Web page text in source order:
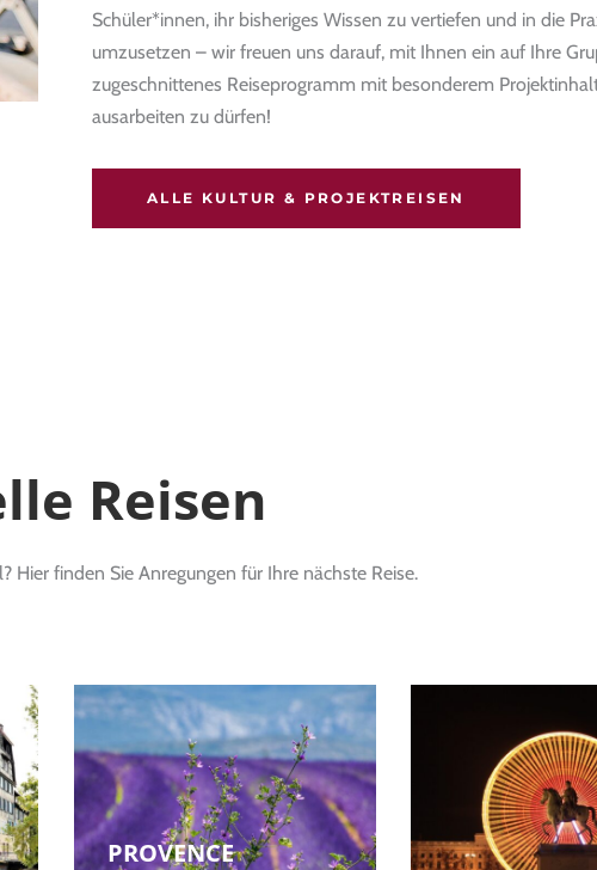
Schüler*innen, ihr bisheriges Wissen zu vertiefen und in die
umzusetzen – wir freuen uns darauf, mit Ihnen ein auf Ihre
zugeschnittenes Reiseprogramm mit besonderem
ausarbeiten zu dürfen!
ALLE KULTUR & PROJEKTREISEN
Reisen
Hier finden Sie Anregungen für Ihre nächste Reise.
PROVENCE